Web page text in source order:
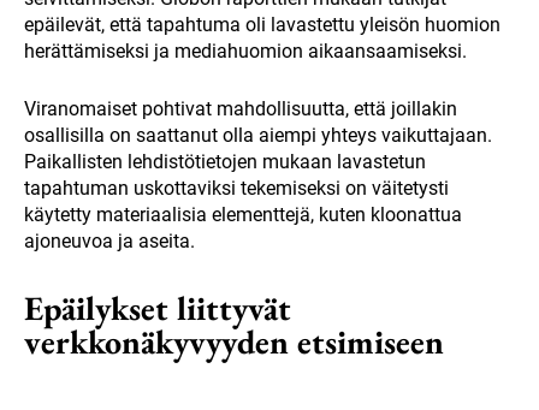
epäilevät, että tapahtuma oli lavastettu yleisön huomion
herättämiseksi ja mediahuomion aikaansaamiseksi.
Viranomaiset pohtivat mahdollisuutta, että joillakin
osallisilla on saattanut olla aiempi yhteys vaikuttajaan.
Paikallisten lehdistötietojen mukaan lavastetun
tapahtuman uskottaviksi tekemiseksi on väitetysti
käytetty materiaalisia elementtejä, kuten kloonattua
ajoneuvoa ja aseita.
Epäilykset liittyvät
verkkonäkyvyyden etsimiseen